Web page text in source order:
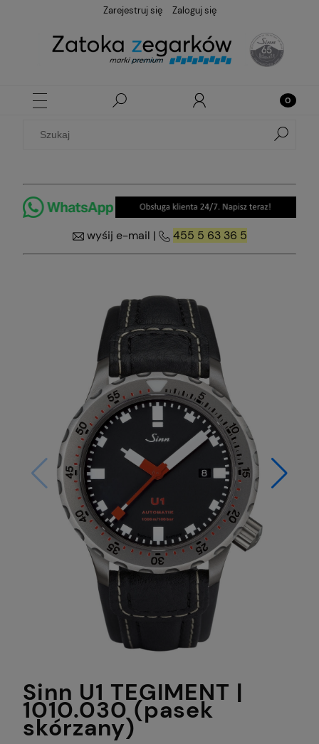
Zarejestruj się Zaloguj się
wyśij e-mail | 455 5 63 36 5
Sinn U1 TEGIMENT |
1010.030 (pasek
skórzany)